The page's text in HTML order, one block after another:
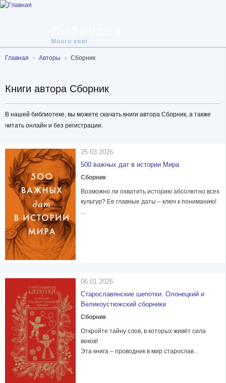
Много книг
Главная Авторы Сборник
Книги автора Сборник
В нашей библиотеке, вы можете скачать книги автора Сборник, а также
читать онлайн и без регистрации.
25.03.2026
500 важных дат в истории Мира
Сборник
Возможно ли охватить историю абсолютно всех
культур? Ее главные даты – ключ к пониманию!
...
06.01.2026
Старославянские шепотки. Олонецкий и
Великоустюжский сборники
Сборник
Откройте тайну слов, в которых живёт сила
веков!
Эта книга – проводник в мир старослав...